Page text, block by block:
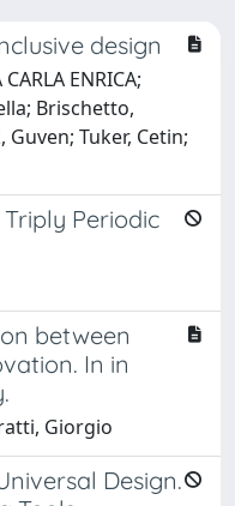
design
ENRICA;
Brischetto,
Guven; Tuker, Cetin;
Periodic
between
In in
Giorgio
Design.